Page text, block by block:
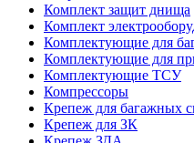
Комплект защит днища
Комплект
Комплектующие для
Комплектующие для
Комплектующие ТСУ
Компрессоры
Крепеж для багажных
Крепеж для ЗК